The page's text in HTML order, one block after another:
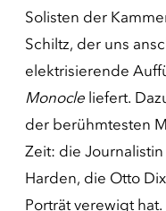
Solisten der
Schiltz, der uns
elektrisierende
Monocle liefert.
der berühmtesten
Zeit: die
Harden, die Otto
Porträt verewigt